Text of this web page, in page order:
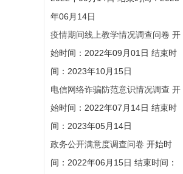
年06月14日
疫情期间线上教学情况调查问卷 开
始时间： 2022年09月01日 结束时
间： 2023年10月15日
电信网络诈骗防范意识情况调查 开
始时间： 2022年07月14日 结束时
间： 2023年05月14日
政务公开满意度调查问卷 开始时
间： 2022年06月15日 结束时间：